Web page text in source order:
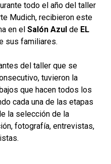
todo el año del taller
Mudich, recibieron este
en el Salón Azul de EL
sus familiares.
del taller que se
tuvieron la
que hacen todos los
cada una de las etapas
la selección de la
fotografía, entrevistas,